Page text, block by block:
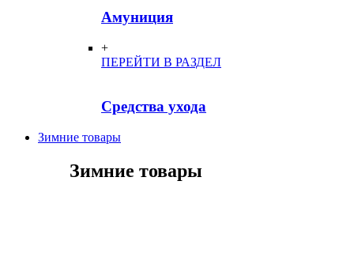
Амуниция
+
ПЕРЕЙТИ В РАЗДЕЛ
Средства ухода
Зимние товары
Зимние товары